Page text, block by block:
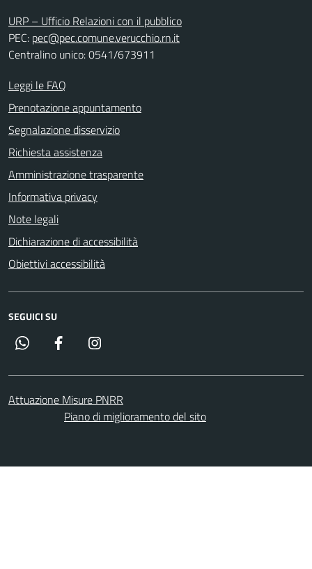
URP – Ufficio Relazioni con il pubblico
PEC: pec@pec.comune.verucchio.rn.it
Centralino unico: 0541/673911
Leggi le FAQ
Prenotazione appuntamento
Segnalazione disservizio
Richiesta assistenza
Amministrazione trasparente
Informativa privacy
Note legali
Dichiarazione di accessibilità
Obiettivi accessibilità
SEGUICI SU
Whatsapp Facebook
Attuazione Misure PNRR
Piano di miglioramento del sito